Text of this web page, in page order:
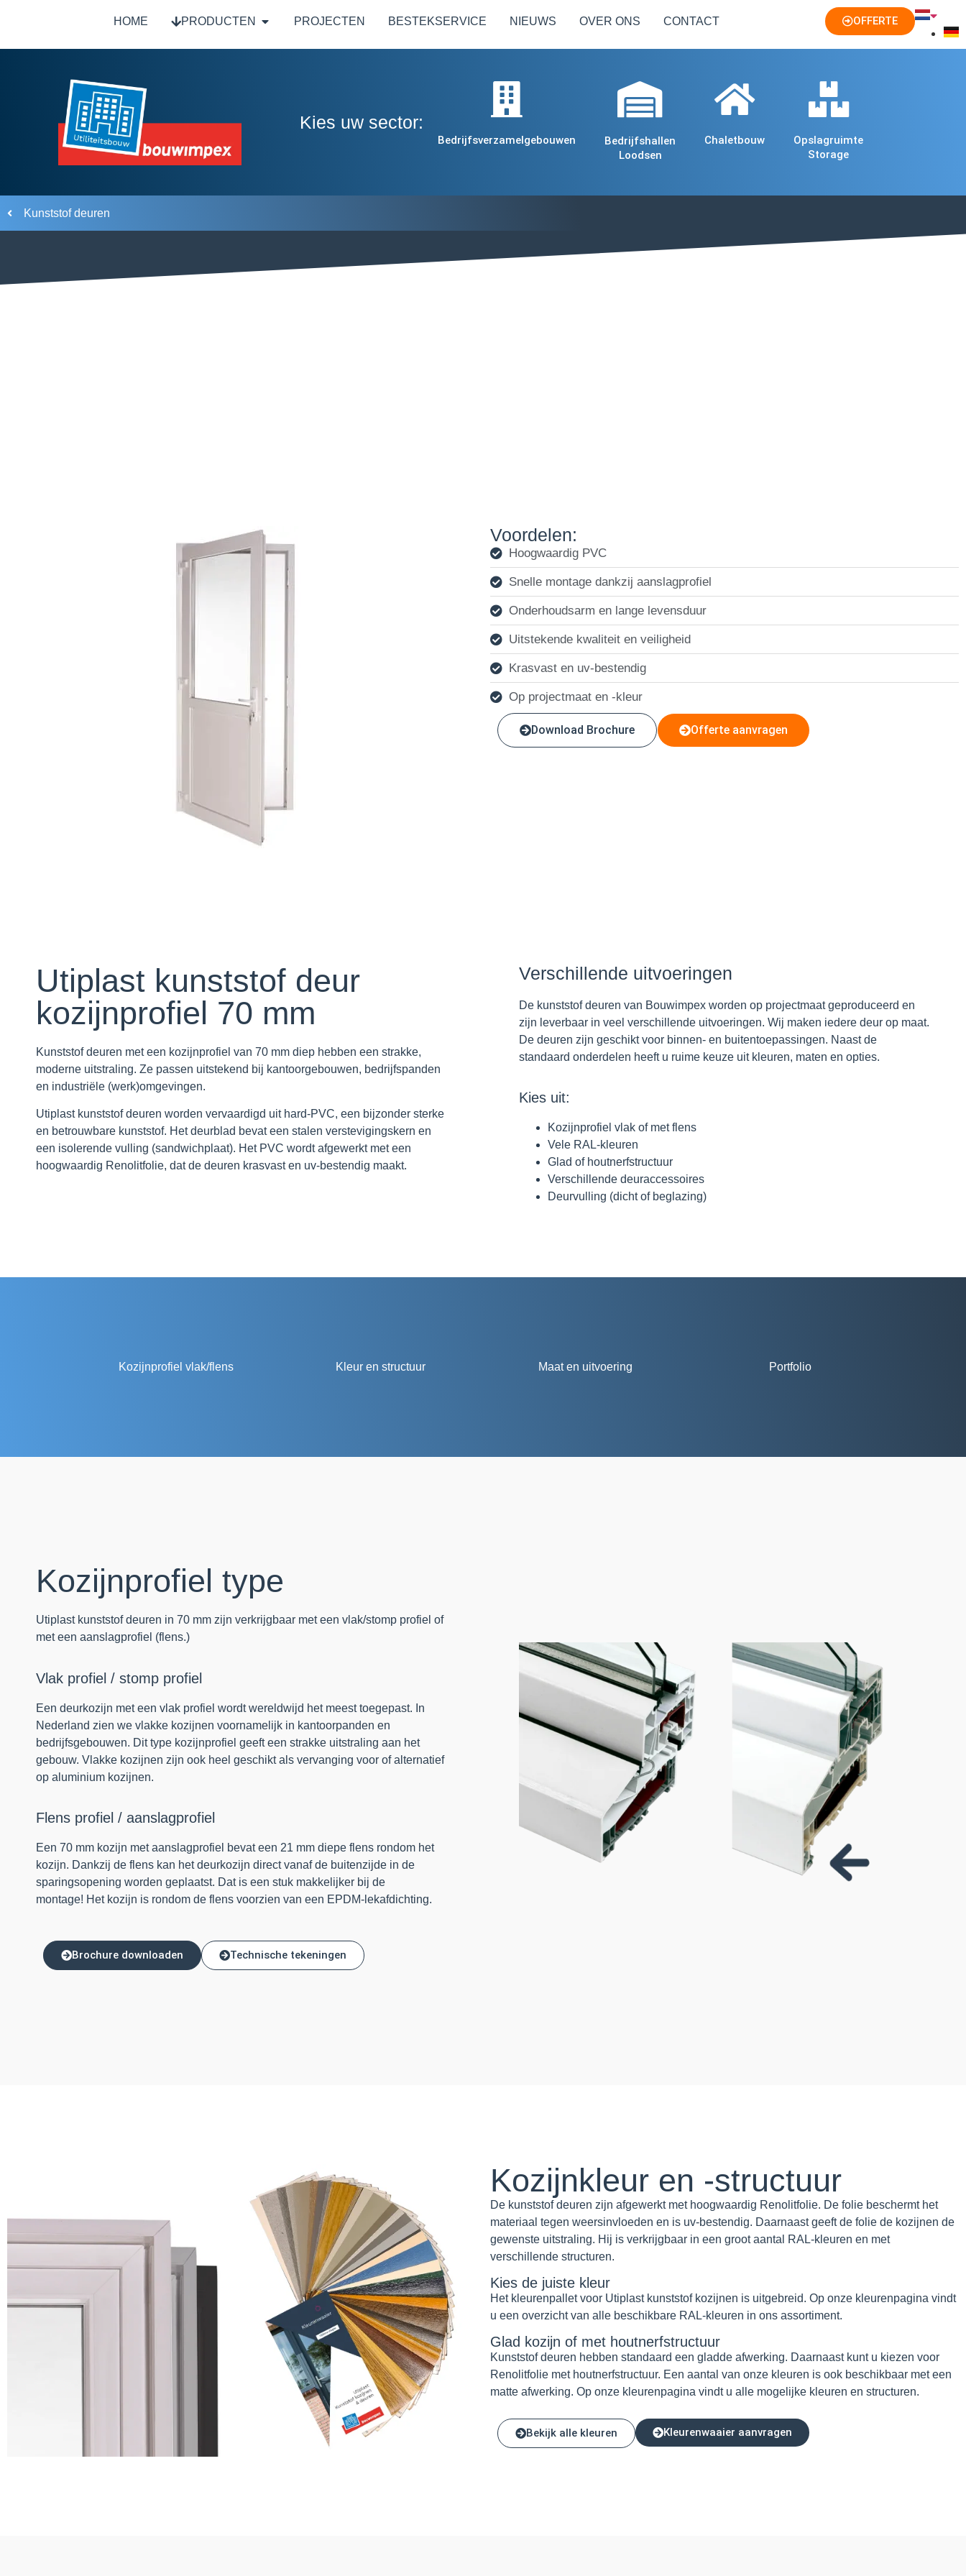
HOME PRODUCTEN PROJECTEN BESTEKSERVICE NIEUWS OVER ONS CONTACT OFFERTE
Kies uw sector:
Bedrijfsverzamelgebouwen
Bedrijfshallen
Loodsen
Chaletbouw
Opslagruimte
Storage
Kunststof deuren
Voordelen:
Hoogwaardig PVC
Snelle montage dankzij aanslagprofiel
Onderhoudsarm en lange levensduur
Uitstekende kwaliteit en veiligheid
Krasvast en uv-bestendig
Op projectmaat en -kleur
Download Brochure Offerte aanvragen
Utiplast kunststof deur
kozijnprofiel 70 mm
Kunststof deuren met een kozijnprofiel van 70 mm diep hebben een strakke,
moderne uitstraling. Ze passen uitstekend bij kantoorgebouwen, bedrijfspanden
en industriële (werk)omgevingen.
Utiplast kunststof deuren worden vervaardigd uit hard-PVC, een bijzonder sterke
en betrouwbare kunststof. Het deurblad bevat een stalen verstevigingskern en
een isolerende vulling (sandwichplaat). Het PVC wordt afgewerkt met een
hoogwaardig Renolitfolie, dat de deuren krasvast en uv-bestendig maakt.
Verschillende uitvoeringen
De kunststof deuren van Bouwimpex worden op projectmaat geproduceerd en
zijn leverbaar in veel verschillende uitvoeringen. Wij maken iedere deur op maat.
De deuren zijn geschikt voor binnen- en buitentoepassingen. Naast de
standaard onderdelen heeft u ruime keuze uit kleuren, maten en opties.
Kies uit:
Kozijnprofiel vlak of met flens
Vele RAL-kleuren
Glad of houtnerfstructuur
Verschillende deuraccessoires
Deurvulling (dicht of beglazing)
Kozijnprofiel vlak/flens Kleur en structuur Maat en uitvoering Portfolio
Kozijnprofiel type
Utiplast kunststof deuren in 70 mm zijn verkrijgbaar met een vlak/stomp profiel of
met een aanslagprofiel (flens.)
Vlak profiel / stomp profiel
Een deurkozijn met een vlak profiel wordt wereldwijd het meest toegepast. In
Nederland zien we vlakke kozijnen voornamelijk in kantoorpanden en
bedrijfsgebouwen. Dit type kozijnprofiel geeft een strakke uitstraling aan het
gebouw. Vlakke kozijnen zijn ook heel geschikt als vervanging voor of alternatief
op aluminium kozijnen.
Flens profiel / aanslagprofiel
Een 70 mm kozijn met aanslagprofiel bevat een 21 mm diepe flens rondom het
kozijn. Dankzij de flens kan het deurkozijn direct vanaf de buitenzijde in de
sparingsopening worden geplaatst. Dat is een stuk makkelijker bij de
montage! Het kozijn is rondom de flens voorzien van een EPDM-lekafdichting.
Brochure downloaden Technische tekeningen
Kozijnkleur en -structuur
De kunststof deuren zijn afgewerkt met hoogwaardig Renolitfolie. De folie beschermt het
materiaal tegen weersinvloeden en is uv-bestendig. Daarnaast geeft de folie de kozijnen de
gewenste uitstraling. Hij is verkrijgbaar in een groot aantal RAL-kleuren en met
verschillende structuren.
Kies de juiste kleur
Het kleurenpallet voor Utiplast kunststof kozijnen is uitgebreid. Op onze kleurenpagina vindt
u een overzicht van alle beschikbare RAL-kleuren in ons assortiment.
Glad kozijn of met houtnerfstructuur
Kunststof deuren hebben standaard een gladde afwerking. Daarnaast kunt u kiezen voor
Renolitfolie met houtnerfstructuur. Een aantal van onze kleuren is ook beschikbaar met een
matte afwerking. Op onze kleurenpagina vindt u alle mogelijke kleuren en structuren.
Bekijk alle kleuren Kleurenwaaier aanvragen